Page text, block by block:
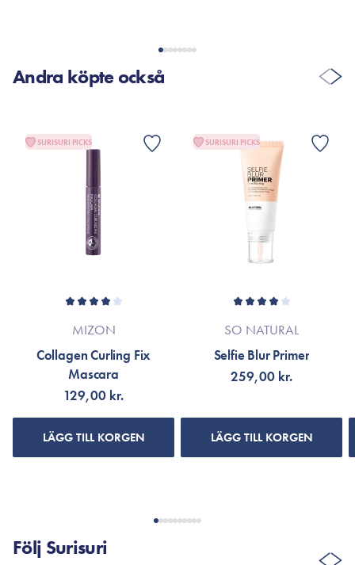
Andra köpte också
SURISURI PICKS
MIZON
Collagen Curling Fix
Mascara
129,00 kr.
LÄGG TILL KORGEN
SURISURI PICKS
SO NATURAL
Selfie Blur Primer
259,00 kr.
LÄGG TILL KORGEN
Följ Surisuri